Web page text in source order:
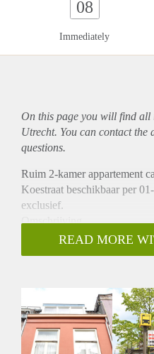
08
Immediately
On this page you will find
Utrecht. You can contact the
questions.
Ruim 2-kamer appartement
Koestraat beschikbaar per
exclusief.
Omschrijving
Dit appartement is gelegen
centrum van de stad. Het
keuken met vaatwasser en
deuren heeft u toegang tot
Op de 2e verdieping is de
badkamer met
READ MORE